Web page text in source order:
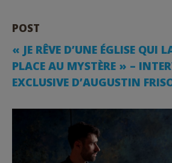
POST
️️« JE RÊVE D’UNE ÉGLISE QUI
PLACE AU MYSTÈRE » –
EXCLUSIVE D’AUGUSTIN